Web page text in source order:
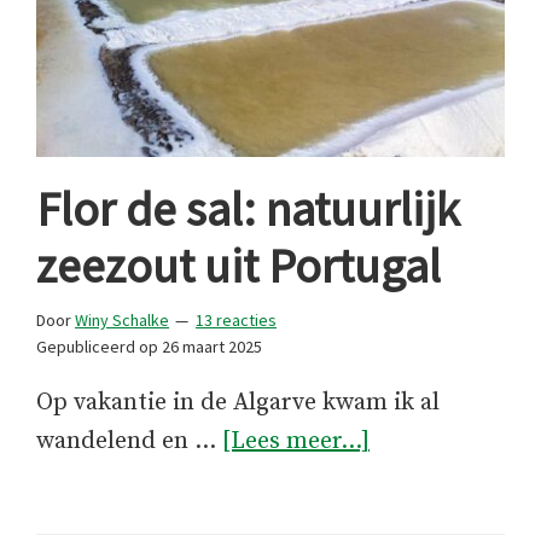
Flor de sal: natuurlijk
zeezout uit Portugal
DoorWiny Schalke
13 reacties
Gepubliceerd op 26 maart 2025
Op vakantie in de Algarve kwam ik al
wandelend en … [Lees meer...]